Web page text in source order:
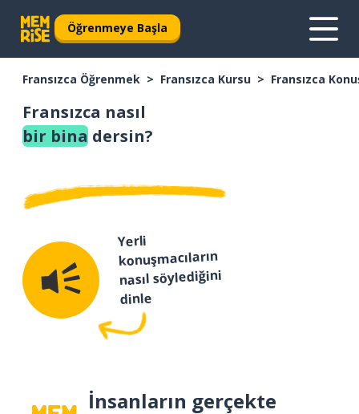
Öğrenmeye Başla
Fransızca Öğrenmek Fransızca Kursu Fransızca
Fransızca nasıl
bir bina dersin?
Yerli
konuşmacıların
nasıl söylediğini
dinle
İnsanların gerçekte